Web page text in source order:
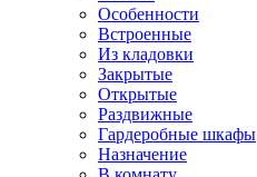
Особенности
Встроенные
Из кладовки
Закрытые
Открытые
Раздвижные
Гардеробные шкафы
Назначение